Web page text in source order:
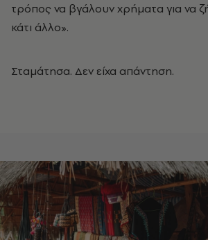
τρόπος να βγάλουν χρήματα για να
κάτι άλλο».
Σταμάτησα. Δεν είχα απάντηση.